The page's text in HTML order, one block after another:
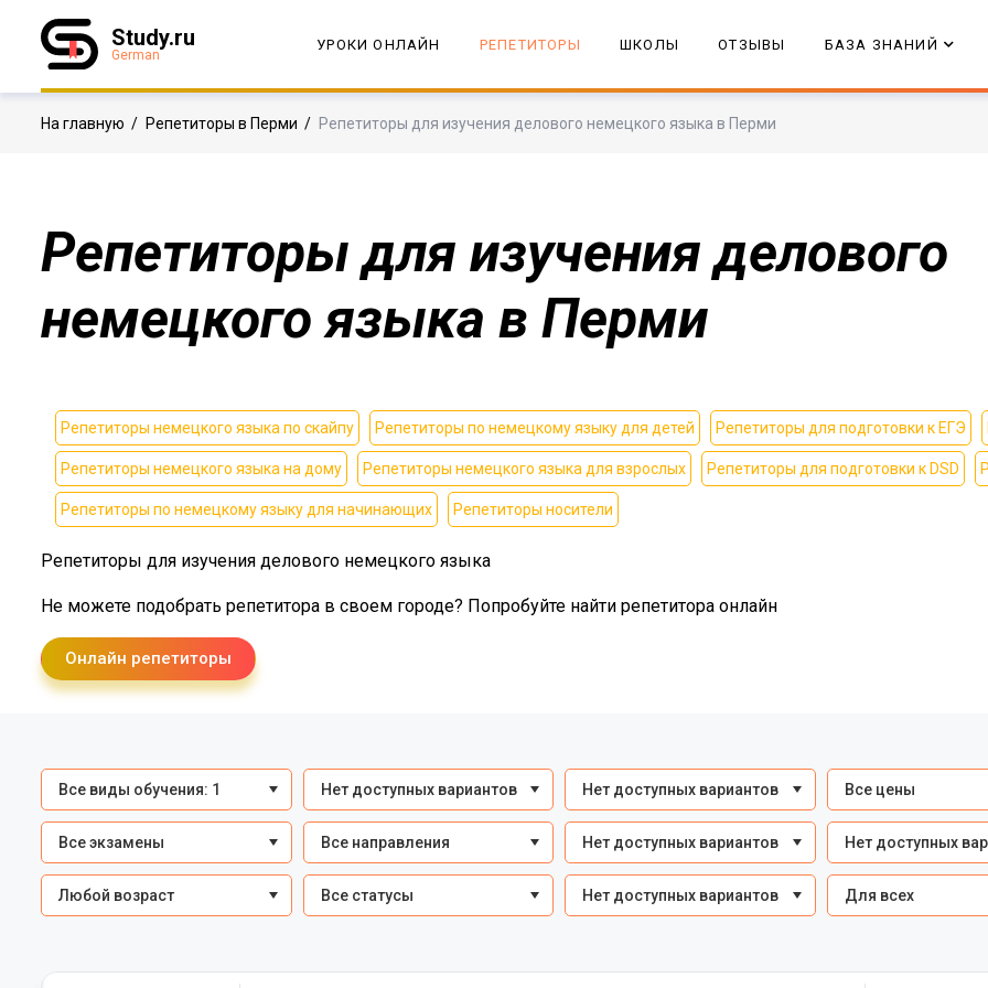
Study.ru
German
УРОКИ ОНЛАЙН РЕПЕТИТОРЫ ШКОЛЫ ОТЗЫВЫ БАЗА ЗНАНИЙ
На главную / Репетиторы в Перми / Репетиторы для изучения делового немецкого языка в Перми
Репетиторы для изучения делового
немецкого языка в Перми
Репетиторы немецкого языка по скайпу Репетиторы по немецкому языку для детей Репетиторы для подготовки к ЕГЭ
Репетиторы немецкого языка на дому Репетиторы немецкого языка для взрослых Репетиторы для подготовки к DSD
Репетиторы по немецкому языку для начинающих Репетиторы носители
Репетиторы для изучения делового немецкого языка
Не можете подобрать репетитора в своем городе? Попробуйте найти репетитора онлайн
Онлайн репетиторы
Все виды обучения: 1 Нет доступных вариантов Нет доступных вариантов Все цены
Все экзамены Все направления Нет доступных вариантов Нет доступных
Любой возраст Все статусы Нет доступных вариантов Для всех